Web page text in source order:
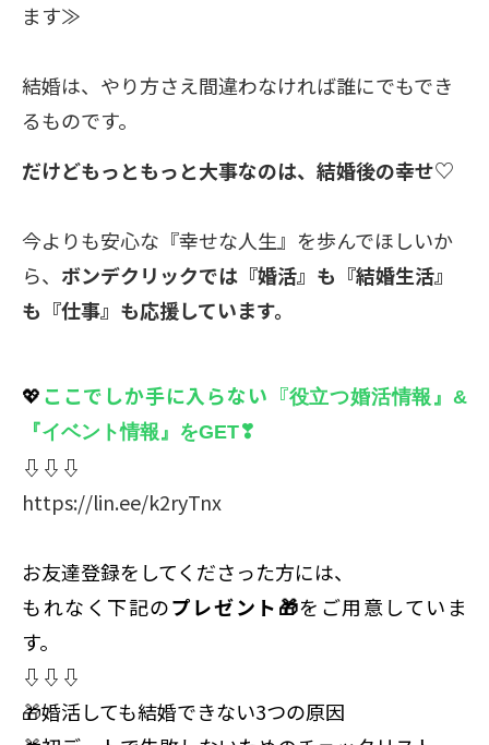
ます≫
結婚は、やり方さえ間違わなければ誰にでもでき
るものです。
だけどもっともっと大事なのは、結婚後の幸せ♡
今よりも安心な『幸せな人生』を歩んでほしいか
ら、 ボンデクリックでは『婚活』も『結婚生活』
も『仕事』も応援しています。
💖ここでしか手に入らない『役立つ婚活情報』&
『イベント情報』をGET❣
⇩⇩ ⇩
https://lin.ee/k2ryTnx
お友達登録をしてくださった方には、
もれなく下記のプレゼント🎁をご用意していま
す。
⇩⇩⇩
🎁婚活しても結婚できない3つの原因